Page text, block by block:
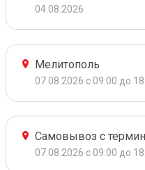
04.08.2026
Мелитополь
07.08.2026 с 09:00 до
Самовывоз с
07.08.2026 с 09:00 до